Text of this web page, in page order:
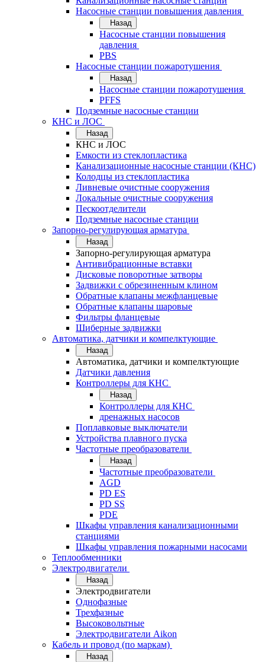
Насосные станции повышения давления
Назад
Насосные станции повышения
давления
PBS
Насосные станции пожаротушения
Назад
Насосные станции пожаротушения
PFFS
Подземные насосные станции
КНС и ЛОС
Назад
КНС и ЛОС
Емкости из стеклопластика
Канализационные насосные станции (КНС)
Колодцы из стеклопластика
Ливневые очистные сооружения
Локальные очистные сооружения
Пескоотделители
Подземные насосные станции
Запорно-регулирующая арматура
Назад
Запорно-регулирующая арматура
Антивибрационные вставки
Дисковые поворотные затворы
Задвижки с обрезиненным клином
Обратные клапаны межфланцевые
Обратные клапаны шаровые
Фильтры фланцевые
Шиберные задвижки
Автоматика, датчики и компелктующие
Назад
Автоматика, датчики и компелктующие
Датчики давления
Контроллеры для КНС
Назад
Контроллеры для КНС
дренажных насосов
Поплавковые выключатели
Устройства плавного пуска
Частотные преобразователи
Назад
Частотные преобразователи
AGD
PD ES
PD SS
PDE
Шкафы управления канализационными
станциями
Шкафы управления пожарными насосами
Теплообменники
Электродвигатели
Назад
Электродвигатели
Однофазные
Трехфазные
Высоковольтные
Электродвигатели Aikon
Кабель и провод (по маркам)
Назад